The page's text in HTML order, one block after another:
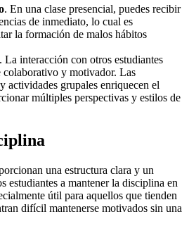
. En una clase presencial, puedes recibir
de inmediato, lo cual es
la formación de malos hábitos
. La interacción con otros estudiantes
colaborativo y motivador. Las
actividades grupales enriquecen el
múltiples perspectivas y estilos de
una estructura clara y un
estudiantes a mantener la disciplina en
útil para aquellos que tienden
difícil mantenerse motivados sin una